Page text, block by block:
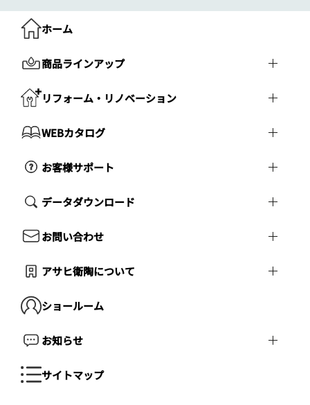
ホーム
商品ラインアップ
リフォーム・リノベーション
WEBカタログ
お客様サポート
データダウンロード
お問い合わせ
アサヒ衛陶について
ショールーム
お知らせ
サイトマップ